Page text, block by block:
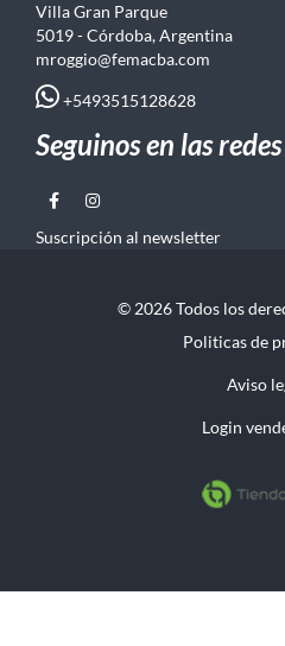
Villa Gran Parque
5019 - Córdoba, Argentina
mroggio@femacba.com
+5493515128628
Seguinos en las redes
Suscripción al newsletter
© 2026 Todos los
Politicas de
Aviso
Login